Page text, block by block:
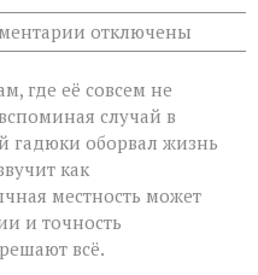
к
записи
укус:
как
обычная
прогулка
обернулась
трагедией»
отключены
где её совсем не
случай в
гадюки оборвал жизнь
как
местность может
и точность
всё.